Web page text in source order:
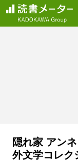
隠れ家 アン
外文学コレク